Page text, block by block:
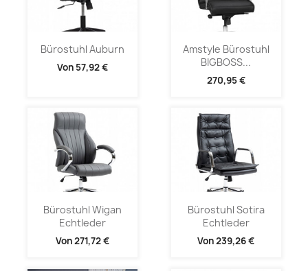
Bürostuhl Auburn
Von 57,92 €
Amstyle Bürostuhl
BIGBOSS...
270,95 €
Bürostuhl Wigan
Echtleder
Von271,72 €
Bürostuhl Sotira
Echtleder
Von239,26 €